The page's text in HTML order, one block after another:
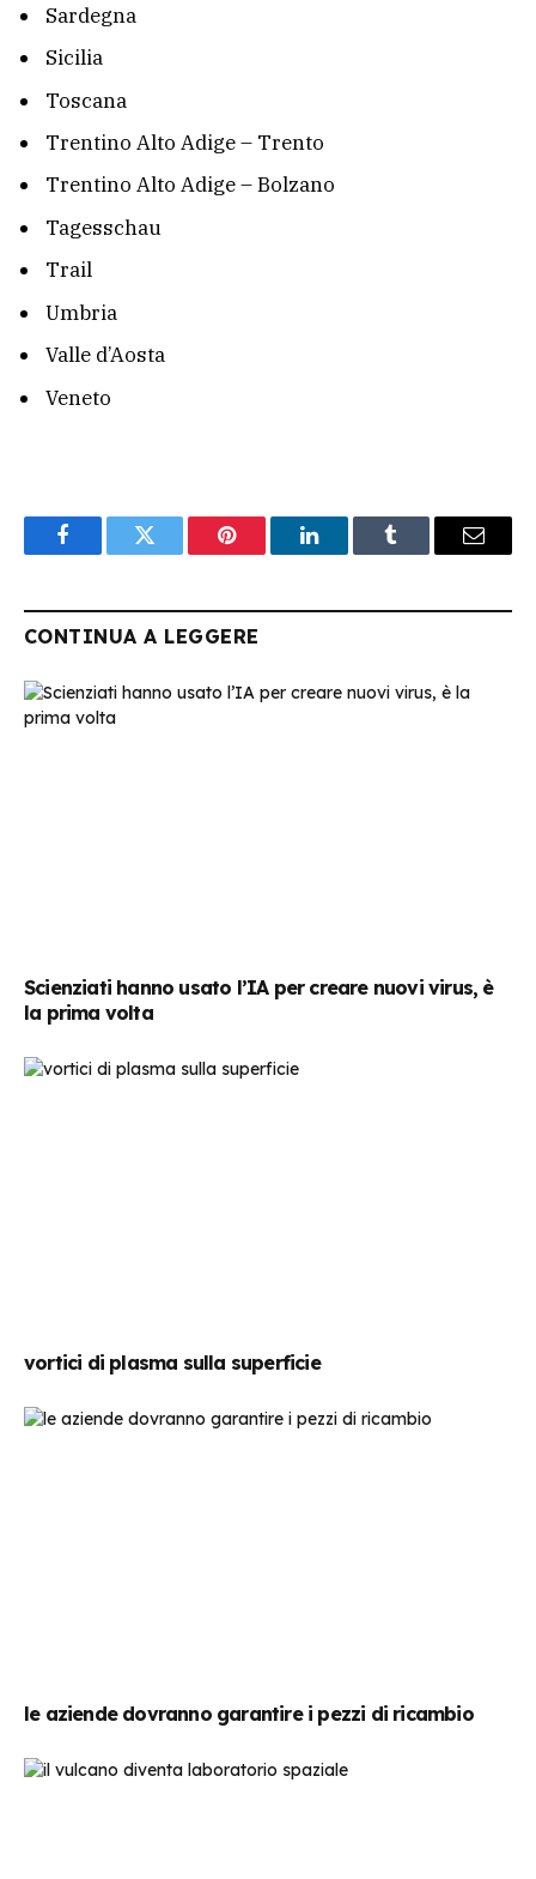
Sardegna
Sicilia
Toscana
Trentino Alto Adige – Trento
Trentino Alto Adige – Bolzano
Tagesschau
Trail
Umbria
Valle d’Aosta
Veneto
FacebookTwitter Pinterest LinkedInTumblr Email
CONTINUA A LEGGERE
Scienziati hanno usato l’IA per creare nuovi virus, è
la prima volta
vortici di plasma sulla superficie
le aziende dovranno garantire i pezzi di ricambio